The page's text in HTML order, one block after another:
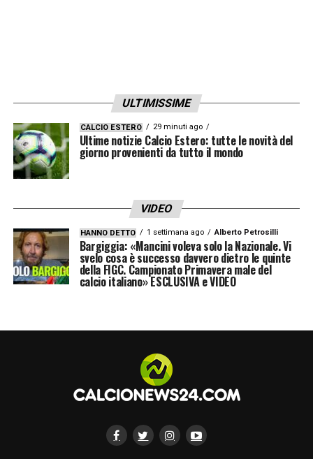
ULTIMISSIME
CALCIO ESTERO 29 minuti ago
Ultime notizie Calcio Estero: tutte le novità del
giorno provenienti da tutto il mondo
VIDEO
HANNO DETTO 1 settimana ago Alberto Petrosilli
Bargiggia: «Mancini voleva solo la Nazionale. Vi
svelo cosa è successo davvero dietro le quinte
della FIGC. Campionato Primavera male del
calcio italiano» ESCLUSIVA e VIDEO